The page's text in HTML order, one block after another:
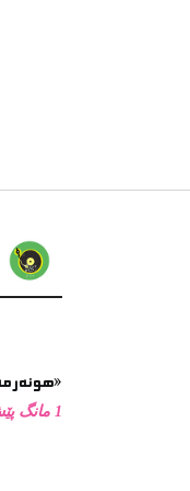
هونەرمەندانی هاوچەرخ: گروپی موزیكی «لا كاراڤان پاس»
1 مانگ پێش ئێستا